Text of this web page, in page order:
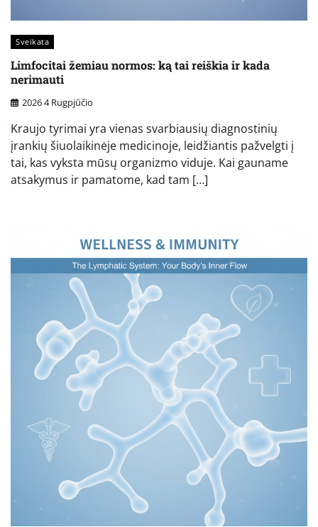
Sveikata
Limfocitai žemiau normos: ką tai reiškia ir kada
nerimauti
2026 4 Rugpjūčio
Kraujo tyrimai yra vienas svarbiausių diagnostinių
įrankių šiuolaikinėje medicinoje, leidžiantis pažvelgti į
tai, kas vyksta mūsų organizmo viduje. Kai gauname
atsakymus ir pamatome, kad tam […]